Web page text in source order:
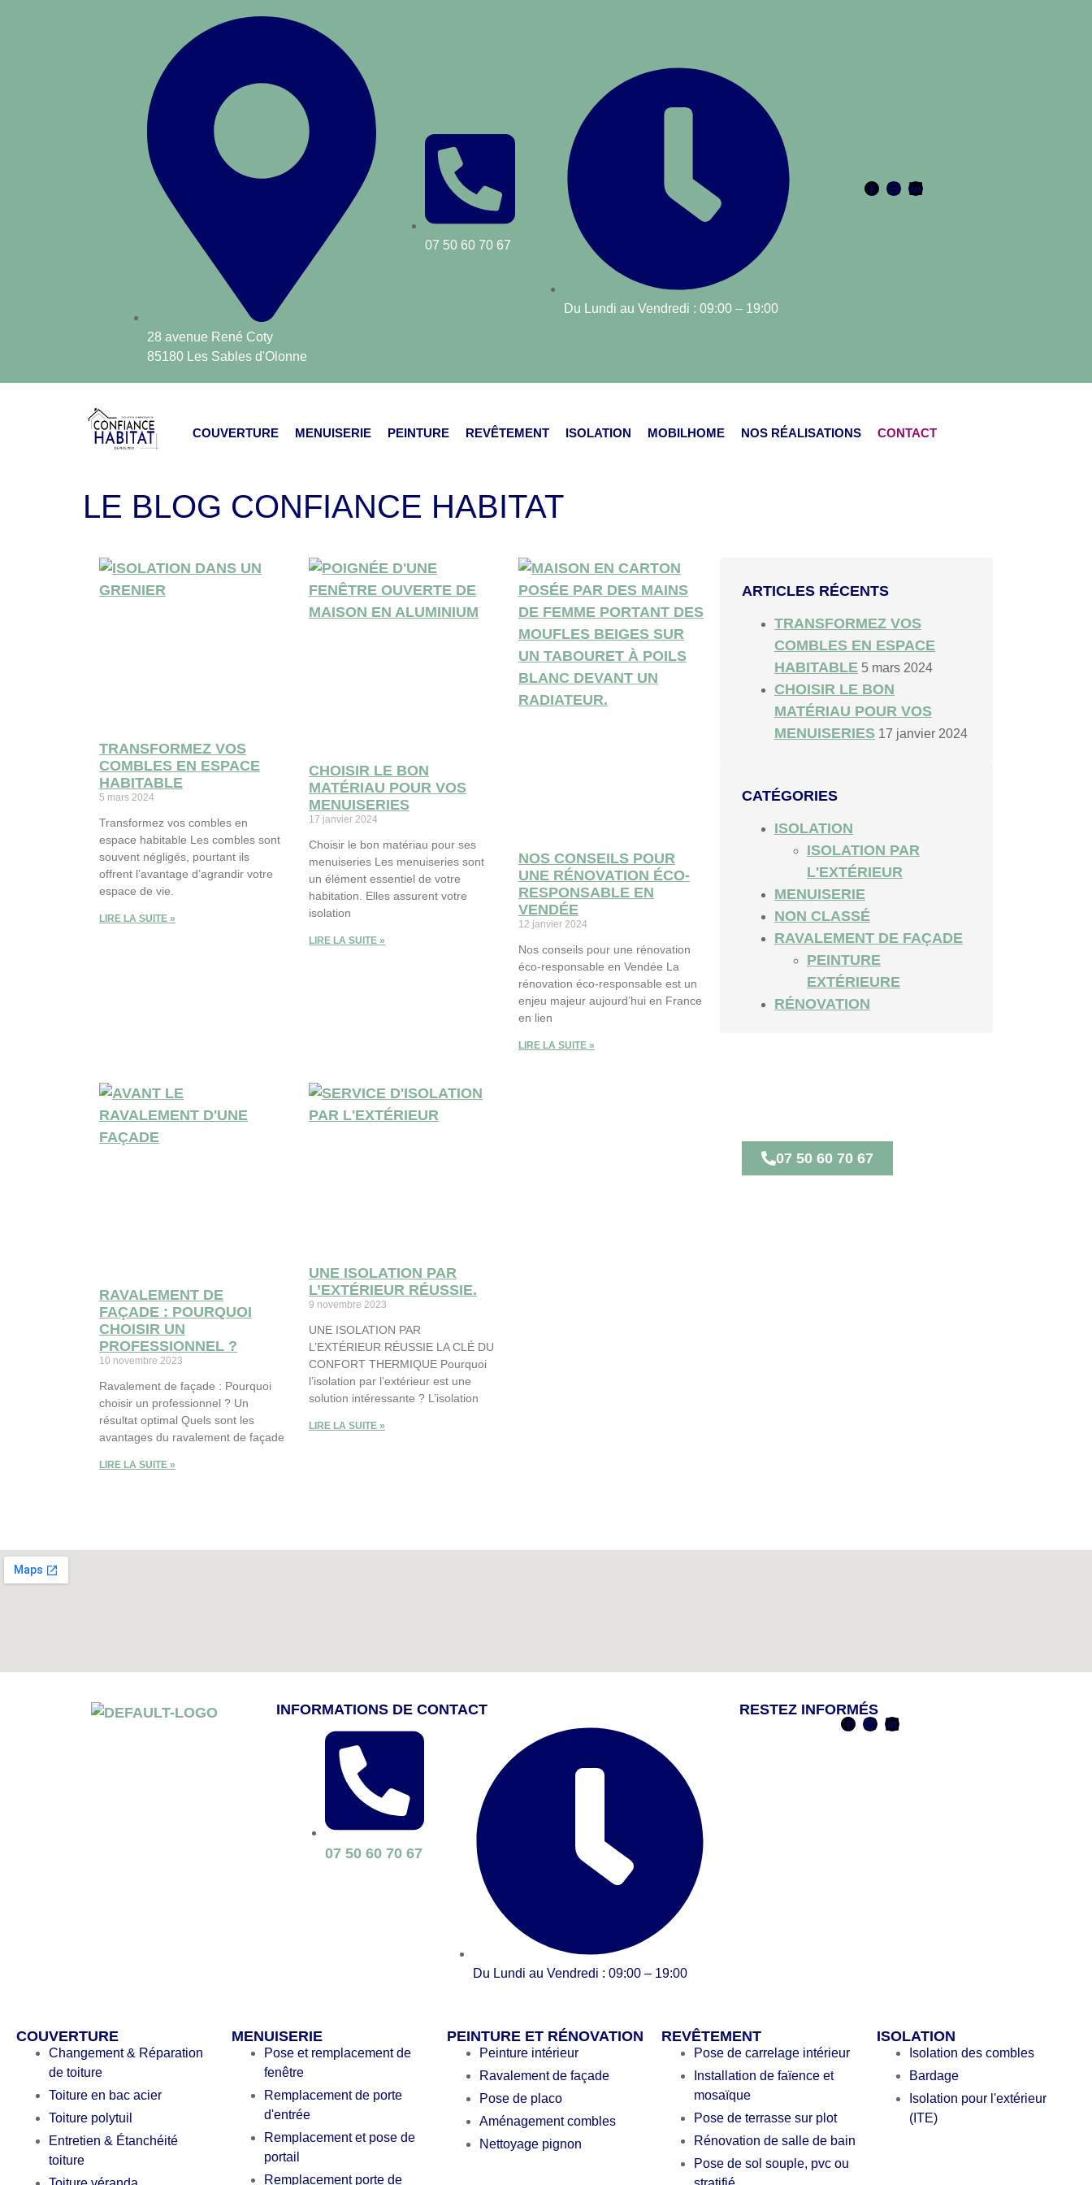
28 avenue René Coty
85180 Les Sables d'Olonne
07 50 60 70 67
Du Lundi au Vendredi : 09:00 – 19:00
COUVERTURE MENUISERIE PEINTURE REVÊTEMENT ISOLATION MOBILHOME NOS RÉALISATIONS CONTACT
LE BLOG CONFIANCE HABITAT
ARTICLES RÉCENTS
TRANSFORMEZ VOS
COMBLES EN ESPACE
HABITABLE 5 mars 2024
CHOISIR LE BON
MATÉRIAU POUR VOS
MENUISERIES 17 janvier 2024
CATÉGORIES
ISOLATION
ISOLATION PAR
L'EXTÉRIEUR
MENUISERIE
NON CLASSÉ
RAVALEMENT DE FAÇADE
PEINTURE
EXTÉRIEURE
RÉNOVATION
07 50 60 70 67
TRANSFORMEZ VOS
COMBLES EN ESPACE
HABITABLE
5 mars 2024
Transformez vos combles en
espace habitable Les combles sont
souvent négligés, pourtant ils
offrent l’avantage d’agrandir votre
espace de vie.
LIRE LA SUITE »
CHOISIR LE BON
MATÉRIAU POUR VOS
MENUISERIES
17 janvier 2024
Choisir le bon matériau pour ses
menuiseries Les menuiseries sont
un élément essentiel de votre
habitation. Elles assurent votre
isolation
LIRE LA SUITE »
NOS CONSEILS POUR
UNE RÉNOVATION ÉCO-
RESPONSABLE EN
VENDÉE
12 janvier 2024
Nos conseils pour une rénovation
éco-responsable en Vendée La
rénovation éco-responsable est un
enjeu majeur aujourd’hui en France
en lien
LIRE LA SUITE »
RAVALEMENT DE
FAÇADE : POURQUOI
CHOISIR UN
PROFESSIONNEL ?
10 novembre 2023
Ravalement de façade : Pourquoi
choisir un professionnel ? Un
résultat optimal Quels sont les
avantages du ravalement de façade
LIRE LA SUITE »
UNE ISOLATION PAR
L’EXTÉRIEUR RÉUSSIE.
9 novembre 2023
UNE ISOLATION PAR
L’EXTÉRIEUR RÉUSSIE LA CLÉ DU
CONFORT THERMIQUE Pourquoi
l’isolation par l’extérieur est une
solution intéressante ? L’isolation
LIRE LA SUITE »
INFORMATIONS DE CONTACT
07 50 60 70 67
Du Lundi au Vendredi : 09:00 – 19:00
RESTEZ INFORMÉS
COUVERTURE
Changement & Réparation
de toiture
Toiture en bac acier
Toiture polytuil
Entretien & Étanchéité
toiture
MENUISERIE
Pose et remplacement de
fenêtre
Remplacement de porte
d'entrée
Remplacement et pose de
portail
Remplacement porte de
PEINTURE ET RÉNOVATION
Peinture intérieur
Ravalement de façade
Pose de placo
Aménagement combles
Nettoyage pignon
REVÊTEMENT
Pose de carrelage intérieur
Installation de faïence et
mosaïque
Pose de terrasse sur plot
Rénovation de salle de bain
Pose de sol souple, pvc ou
ISOLATION
Isolation des combles
Bardage
Isolation pour l'extérieur
(ITE)